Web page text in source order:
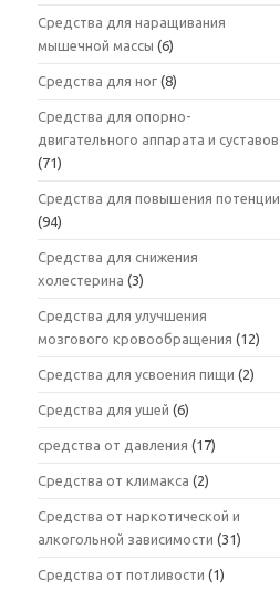
Средства для наращивания
мышечной массы (6)
Средства для ног (8)
Средства для опорно-
двигательного аппарата и суставов
(71)
Средства для повышения потенции
(94)
Средства для снижения
холестерина (3)
Средства для улучшения
мозгового кровообращения (12)
Средства для усвоения пищи (2)
Средства для ушей (6)
средства от давления (17)
Средства от климакса (2)
Средства от наркотической и
алкогольной зависимости (31)
Средства от потливости (1)